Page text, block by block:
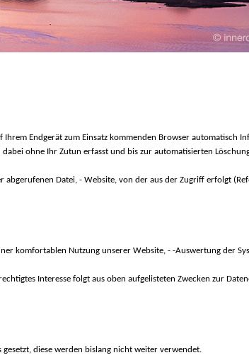
Endgerät zum Einsatz kommenden Browser automatisch
ohne Ihr Zutun erfasst und bis zur automatisierten
Datei, - Website, von der aus der Zugriff erfolgt
komfortablen Nutzung unserer Website, - -Auswertung der
Interesse folgt aus oben aufgelisteten Zwecken zur
diese werden bislang nicht weiter verwendet.